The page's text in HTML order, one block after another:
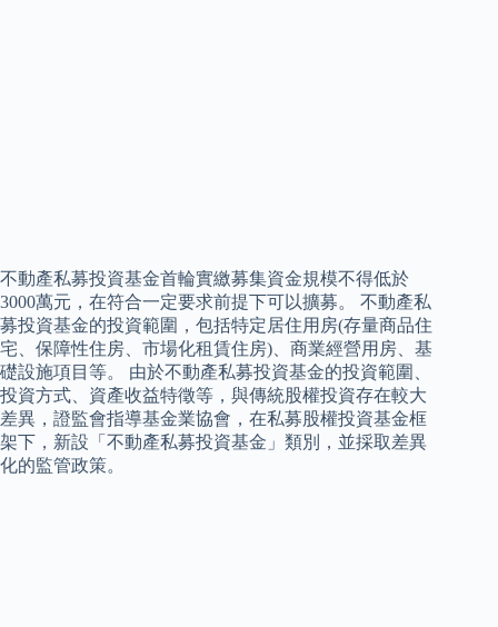
不動產私募投資基金首輪實繳募集資金規模不得低於
3000萬元，在符合一定要求前提下可以擴募。 不動產私
募投資基金的投資範圍，包括特定居住用房(存量商品住
宅、保障性住房、市場化租賃住房)、商業經營用房、基
礎設施項目等。 由於不動產私募投資基金的投資範圍、
投資方式、資產收益特徵等，與傳統股權投資存在較大
差異，證監會指導基金業協會，在私募股權投資基金框
架下，新設「不動產私募投資基金」類別，並採取差異
化的監管政策。